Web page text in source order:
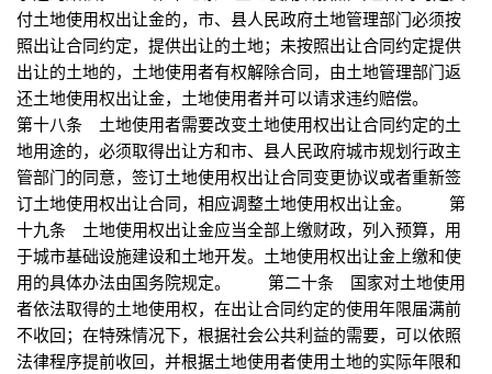
付土地使用权出让金的，市、县人民政府土地管理部门必须按
照出让合同约定，提供出让的土地；未按照出让合同约定提供
出让的土地的，土地使用者有权解除合同，由土地管理部门返
还土地使用权出让金，土地使用者并可以请求违约赔偿。
第十八条 土地使用者需要改变土地使用权出让合同约定的土
地用途的，必须取得出让方和市、县人民政府城市规划行政主
管部门的同意，签订土地使用权出让合同变更协议或者重新签
订土地使用权出让合同，相应调整土地使用权出让金。 第
十九条 土地使用权出让金应当全部上缴财政，列入预算，用
于城市基础设施建设和土地开发。土地使用权出让金上缴和使
用的具体办法由国务院规定。 第二十条 国家对土地使用
者依法取得的土地使用权，在出让合同约定的使用年限届满前
不收回；在特殊情况下，根据社会公共利益的需要，可以依照
法律程序提前收回，并根据土地使用者使用土地的实际年限和